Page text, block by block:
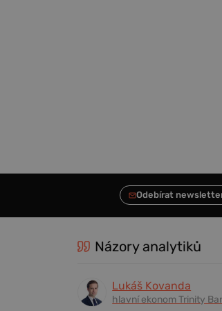
Názory analytiků
Lukáš Kovanda
hlavní ekonom Trinity